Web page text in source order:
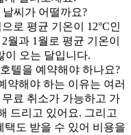
씨가 어떨까요?
로 평균 기온이 12°C인
월과 1월로 평균 기온이
이 오는 달입니다.
텔을 예약해야 하나요?
약해야 하는 이유는 여러
료 취소가 가능하고 가
드리고 있어요. 그리고
도 받을 수 있어 비용을